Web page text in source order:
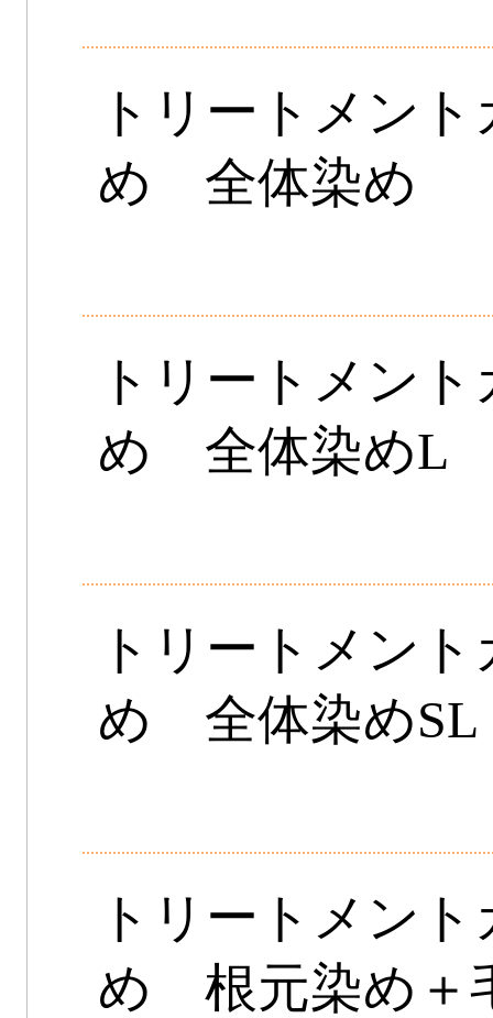
トリートメン
め 全体染め
トリートメン
め 全体染めL
トリートメン
め 全体染めSL
トリートメン
め 根元染め＋